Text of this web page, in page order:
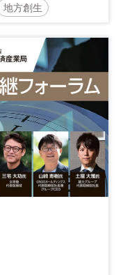
地方創生